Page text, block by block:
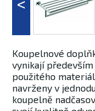
Koupelnové
vynikají
použitého
navrženy v
koupelně